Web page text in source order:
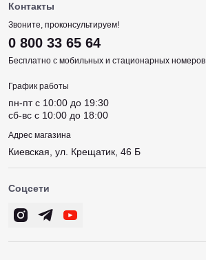
Контакты
Звоните, проконсультируем!
0 800 33 65 64
Бесплатно с мобильных и стационарных номеров
График работы
пн-пт c 10:00 до 19:30
сб-вс c 10:00 до 18:00
Адрес магазина
Киевская, ул. Крещатик, 46 Б
Соцсети